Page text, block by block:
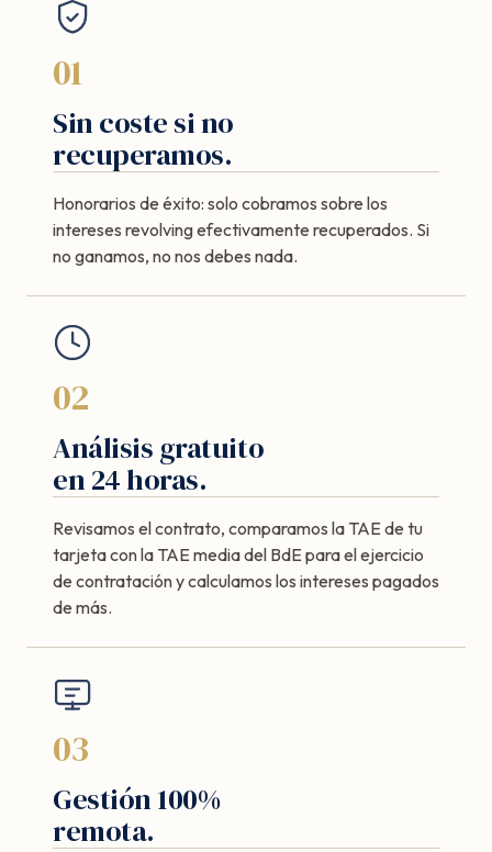
01
Sin coste si no
recuperamos.
Honorarios de éxito: solo cobramos sobre los
intereses revolving efectivamente recuperados. Si
no ganamos, no nos debes nada.
02
Análisis gratuito
en 24 horas.
Revisamos el contrato, comparamos la TAE de tu
tarjeta con la TAE media del BdE para el ejercicio
de contratación y calculamos los intereses pagados
de más.
03
Gestión 100%
remota.